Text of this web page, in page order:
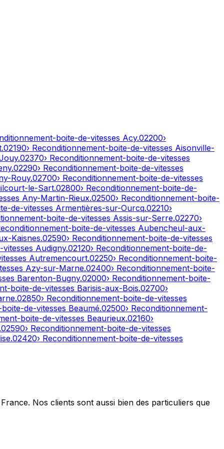
boite-de-vitesses Acy.02200›
.02190› Reconditionnement-boite-de-vitesses Aisonville-
.02370› Reconditionnement-boite-de-vitesses
.02290› Reconditionnement-boite-de-vitesses
Rouy.02700› Reconditionnement-boite-de-vitesses
le-Sart.02800› Reconditionnement-boite-de-
Any-Martin-Rieux.02500› Reconditionnement-boite-
de-vitesses Armentières-sur-Ourcq.02210›
boite-de-vitesses Assis-sur-Serre.02270›
boite-de-vitesses Aubencheul-aux-
Kaisnes.02590› Reconditionnement-boite-de-vitesses
vitesses Audigny.02120› Reconditionnement-boite-de-
Autremencourt.02250› Reconditionnement-boite-
Azy-sur-Marne.02400› Reconditionnement-boite-
Barenton-Bugny.02000› Reconditionnement-boite-
boite-de-vitesses Barisis-aux-Bois.02700›
.02850› Reconditionnement-boite-de-vitesses
de-vitesses Beaumé.02500› Reconditionnement-
boite-de-vitesses Beaurieux.02160›
.02590› Reconditionnement-boite-de-vitesses
.02420› Reconditionnement-boite-de-vitesses
Nos clients sont aussi bien des particuliers que